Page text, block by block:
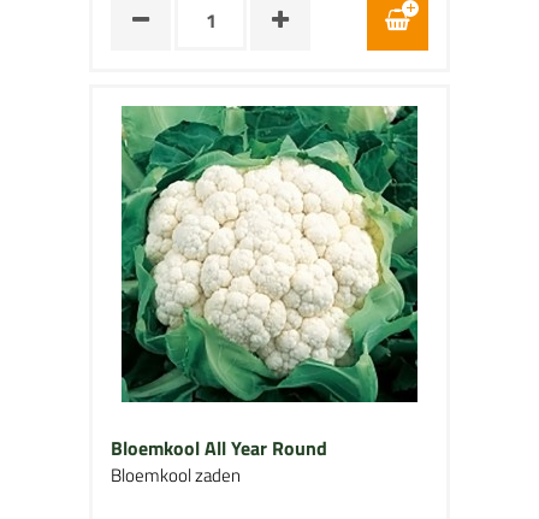
Bloemkool All Year Round
Bloemkool zaden